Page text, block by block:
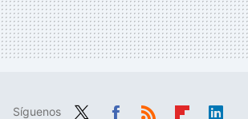
Síguenos